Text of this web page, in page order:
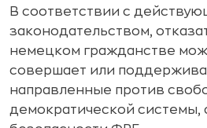
В соответствии с
законодательством,
немецком гражданстве
совершает или
направленные против
демократической системы,